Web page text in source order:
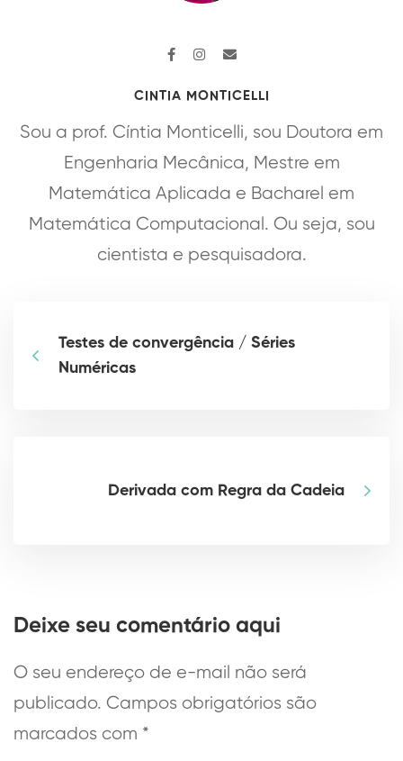
CINTIA MONTICELLI
Sou a prof. Cíntia Monticelli, sou Doutora em
Engenharia Mecânica, Mestre em
Matemática Aplicada e Bacharel em
Matemática Computacional. Ou seja, sou
cientista e pesquisadora.
Testes de convergência / Séries
Numéricas
Derivada com Regra da Cadeia
Deixe seu comentário aqui
O seu endereço de e-mail não será
publicado. Campos obrigatórios são
marcados com *